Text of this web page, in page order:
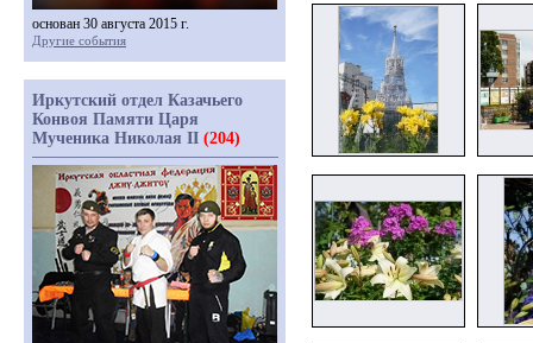
основан 30 августа 2015 г.
Другие события
Иркутский отдел Казачьего
Конвоя Памяти Царя
Мученика Николая II (204)